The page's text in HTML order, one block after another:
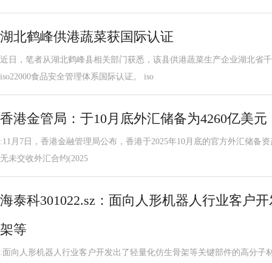
湖北鹤峰供港蔬菜获国际认证
近日，笔者从湖北鹤峰县相关部门获悉，该县供港蔬菜生产企业湖北省
iso22000食品安全管理体系国际认证。 iso
香港金管局：于10月底外汇储备为4260亿美元
:11月7日，香港金融管理局公布，香港于2025年10月底的官方外汇储备
无未交收外汇合约(2025
海泰科301022.sz：面向人形机器人行业客户
架等
:面向人形机器人行业客户开发出了轻量化仿生骨架等关键部件的高分子